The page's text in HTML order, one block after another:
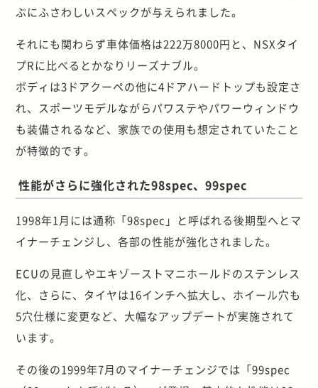
ぶにふさわしいスペックが与えられました。
それにも関わらず車体価格は222万8000円と、NSXタイ
プRに比べるとかなりリーズナブル。
ボディは3ドアクーペの他に4ドアハードトップも設定さ
れ、スポーツモデルながらパワステやパワーウィンドウ
も装備されるなど、家族での使用も想定されていたこと
が特徴的です。
性能がさらに強化された98spec、99spec
1998年1月には通称「98spec」と呼ばれる後期型へとマ
イナーチェンジし、各部の性能が強化されました。
ECUの見直しやエキゾーストマニホールドのステンレス
化、さらに、タイヤは16インチへ拡大し、ホイール穴も
5穴仕様に変更など、大幅なアップデートが実施されて
います。
その後の1999年7月のマイナーチェンジでは「99spec